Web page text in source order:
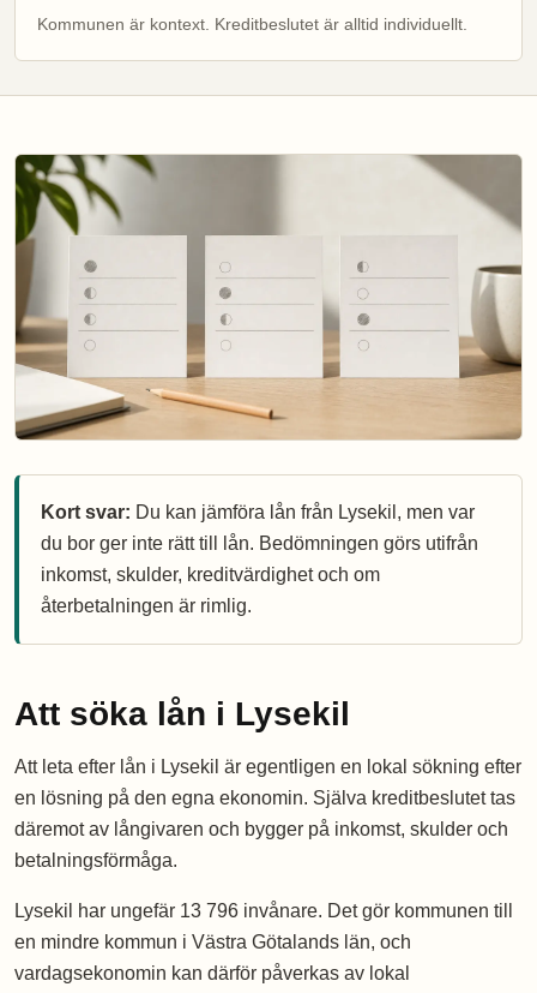
Kommunen är kontext. Kreditbeslutet är alltid individuellt.
Kort svar: Du kan jämföra lån från Lysekil, men var
du bor ger inte rätt till lån. Bedömningen görs utifrån
inkomst, skulder, kreditvärdighet och om
återbetalningen är rimlig.
Att söka lån i Lysekil
Att leta efter lån i Lysekil är egentligen en lokal sökning efter
en lösning på den egna ekonomin. Själva kreditbeslutet tas
däremot av långivaren och bygger på inkomst, skulder och
betalningsförmåga.
Lysekil har ungefär 13 796 invånare. Det gör kommunen till
en mindre kommun i Västra Götalands län, och
vardagsekonomin kan därför påverkas av lokal